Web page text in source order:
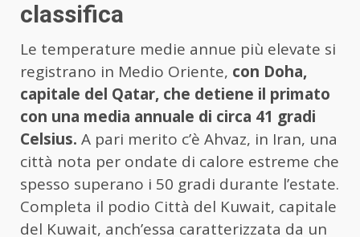
classifica
Le temperature medie annue più elevate si
registrano in Medio Oriente, con Doha,
capitale del Qatar, che detiene il primato
con una media annuale di circa 41 gradi
Celsius. A pari merito c’è Ahvaz, in Iran, una
città nota per ondate di calore estreme che
spesso superano i 50 gradi durante l’estate.
Completa il podio Città del Kuwait, capitale
del Kuwait, anch’essa caratterizzata da un